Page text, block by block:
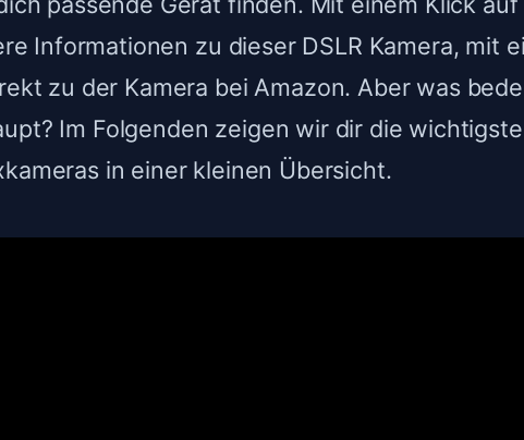
Informationen zu dieser DSLR Kamera, mit
zu der Kamera bei Amazon. Aber was
Im Folgenden zeigen wir dir die
in einer kleinen Übersicht.